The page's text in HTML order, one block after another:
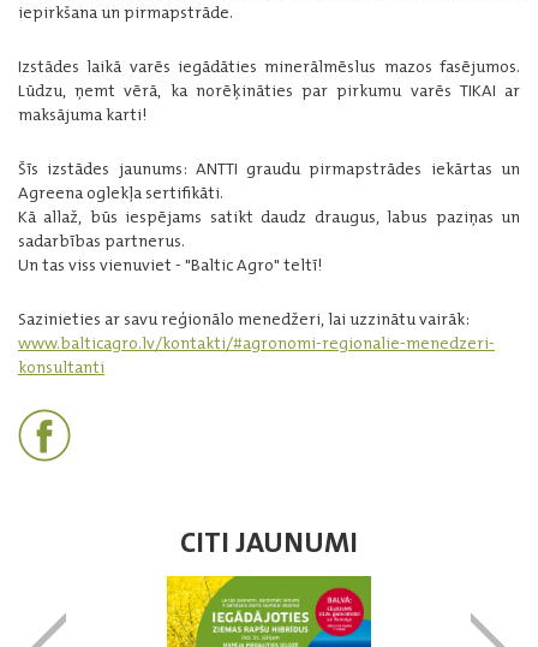
iepirkšana un pirmapstrāde.
Izstādes laikā varēs iegādāties minerālmēslus mazos fasējumos.
Lūdzu, ņemt vērā, ka norēķināties par pirkumu varēs TIKAI ar
maksājuma karti!
Šīs izstādes jaunums: ANTTI graudu pirmapstrādes iekārtas un
Agreena oglekļa sertifikāti.
Kā allaž, būs iespējams satikt daudz draugus, labus paziņas un
sadarbības partnerus.
Un tas viss vienuviet - "Baltic Agro" teltī!
Sazinieties ar savu reģionālo menedžeri, lai uzzinātu vairāk:
www.balticagro.lv/kontakti/#agronomi-regionalie-menedzeri-
konsultanti
CITI JAUNUMI